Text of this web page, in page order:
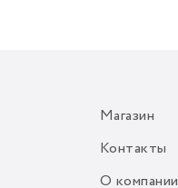
Магазин
Контакты
О компании